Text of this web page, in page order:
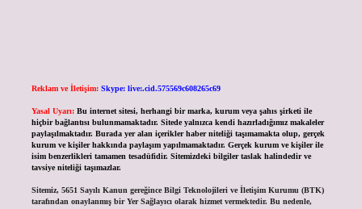
Reklam ve İletişim: Skype: live:.cid.575569c608265c69
Yasal Uyarı: Bu internet sitesi, herhangi bir marka, kurum veya şahıs şirketi ile
hiçbir bağlantısı bulunmamaktadır. Sitede yalnızca kendi hazırladığımız makaleler
paylaşılmaktadır. Burada yer alan içerikler haber niteliği taşımamakta olup, gerçek
kurum ve kişiler hakkında paylaşım yapılmamaktadır. Gerçek kurum ve kişiler ile
isim benzerlikleri tamamen tesadüfidir. Sitemizdeki bilgiler taslak halindedir ve
tavsiye niteliği taşımazlar.
Sitemiz, 5651 Sayılı Kanun gereğince Bilgi Teknolojileri ve İletişim Kurumu (BTK)
tarafından onaylanmış bir Yer Sağlayıcı olarak hizmet vermektedir. Bu nedenle,